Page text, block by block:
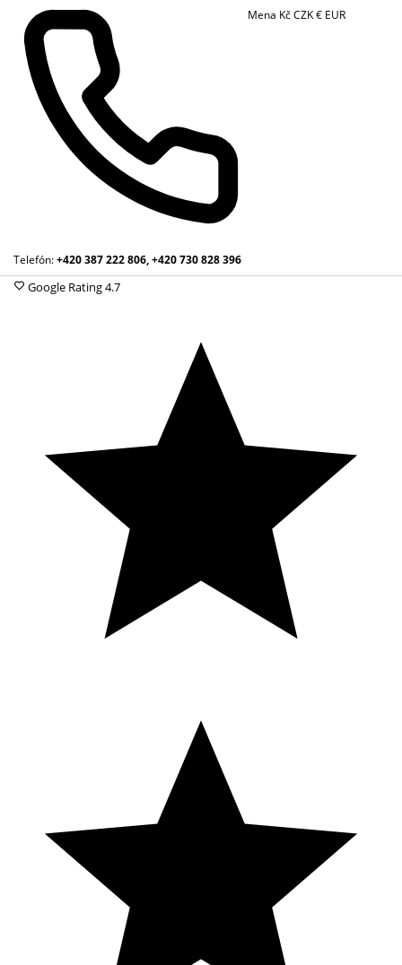
Telefón:+420 387 222 806, +420 730 828 396
Mena KčCZK€ EUR
Google Rating4.7